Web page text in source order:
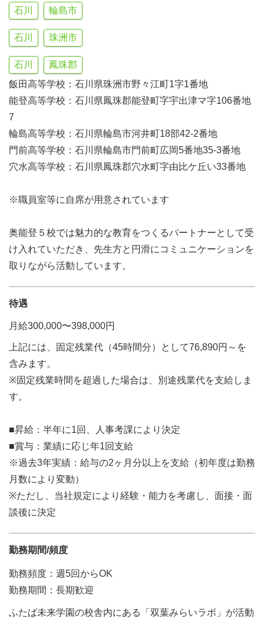
石川 輪島市
石川 珠洲市
石川
鳳珠郡
飯田高等学校：石川県珠洲市野々江町1字1番地
能登高等学校：石川県鳳珠郡能登町字宇出津マ字106番地
7
輪島高等学校：石川県輪島市河井町18部42-2番地
門前高等学校：石川県輪島市門前町広岡5番地35-3番地
穴水高等学校：石川県鳳珠郡穴水町字由比ケ丘い33番地
※職員室等に自席が用意されています
奥能登５校では魅力的な教育をつくるパートナーとして受
け入れていただき、先生方と円滑にコミュニケーションを
取りながら活動しています。
待遇
月給300,000〜398,000円
上記には、固定残業代（45時間分）として76,890円～を
含みます。
※固定残業時間を超過した場合は、別途残業代を支給しま
す。
■昇給：半年に1回、人事考課により決定
■賞与：業績に応じ年1回支給
※過去3年実績：給与の2ヶ月分以上を支給（初年度は勤務
月数により変動）
※ただし、当社規定により経験・能力を考慮し、面接・面
談後に決定
勤務期間/頻度
勤務頻度：週5回からOK
勤務期間：長期歓迎
ふたば未来学園の校舎内にある「双葉みらいラボ」が活動